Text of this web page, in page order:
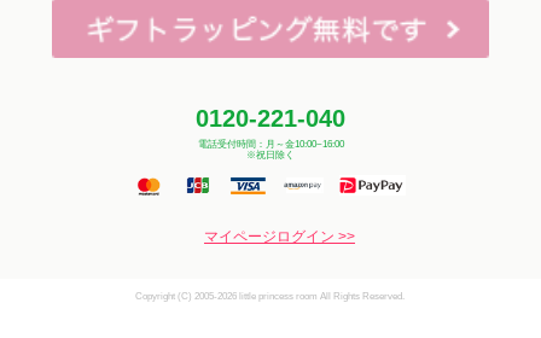
0120-221-040
電話受付時間：月～金10:00~16:00
※祝日除く
マイページログイン >>
Copyright (C) 2005-2026 little princess room All Rights Reserved.